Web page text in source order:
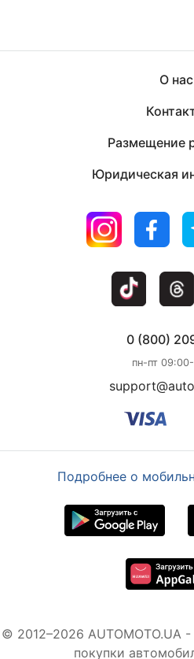
О нас
Размещение
Юридическая
0 (800)
пн-пт
Подробнее о
© 2012–2026 AUTOMOTO.UA
покупки